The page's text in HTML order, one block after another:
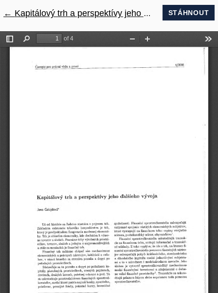
← Návrat na podrobnosti článku
Kapitálový trh a perspektívy jeho ďalšieho vývoja STÁHNOUT